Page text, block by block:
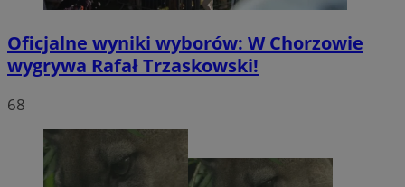
Oficjalne wyniki wyborów: W Chorzowie
wygrywa Rafał Trzaskowski!
68